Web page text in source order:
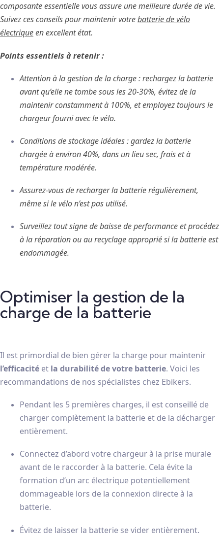
composante essentielle vous assure une meilleure durée de vie.
Suivez ces conseils pour maintenir votrebatterie de vélo
électriqueen excellent état.
Points essentiels à retenir :
Attention à la gestion de la charge : rechargez la batterie
avant qu’elle ne tombe sous les 20-30%, évitez de la
maintenir constamment à 100%, et employez toujours le
chargeur fourni avec le vélo.
Conditions de stockage idéales : gardez la batterie
chargée à environ 40%, dans un lieu sec, frais et à
température modérée.
Assurez-vous de recharger la batterie régulièrement,
même si le vélo n’est pas utilisé.
Surveillez tout signe de baisse de performance et procédez
à la réparation ou au recyclage approprié si la batterie est
endommagée.
Optimiser la gestion de la
charge de la batterie
Il est primordial de bien gérer la charge pour maintenir
l’efficacité et la durabilité de votre batterie. Voici les
recommandations de nos spécialistes chez Ebikers.
Pendant les 5 premières charges, il est conseillé de
charger complètement la batterie et de la décharger
entièrement.
Connectez d’abord votre chargeur à la prise murale
avant de le raccorder à la batterie. Cela évite la
formation d’un arc électrique potentiellement
dommageable lors de la connexion directe à la
batterie.
Évitez de laisser la batterie se vider entièrement.